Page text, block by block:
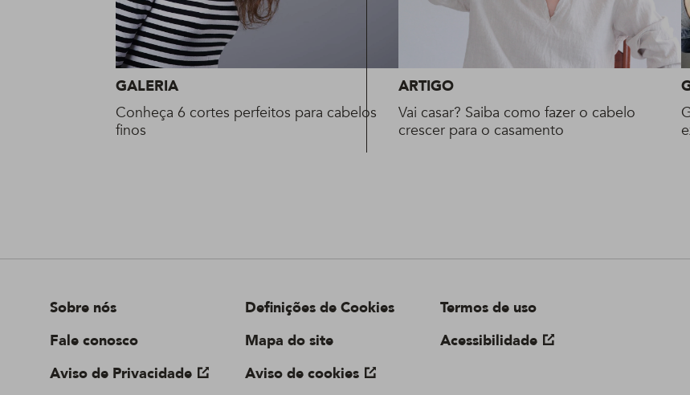
GALERIA
Conheça 6 cortes perfeitos para cabelos
finos
ARTIGO
Vai casar? Saiba como fazer o cabelo
crescer para o casamento
Sobre nós
Fale conosco
Aviso de Privacidade
Definições de Cookies
Mapa do site
Aviso de cookies
Termos de uso
Acessibilidade